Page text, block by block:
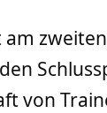
von